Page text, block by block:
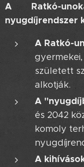
A Ratkó-
nyugdíjrendszer
A Ratkó-
gyermekei,
született
alkotják.
A
és 2042
komoly
A